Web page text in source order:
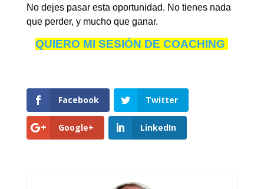
No dejes pasar esta oportunidad. No tienes nada
que perder, y mucho que ganar.
QUIERO MI SESIÓN DE COACHING
Facebook Twitter
Google+ LinkedIn